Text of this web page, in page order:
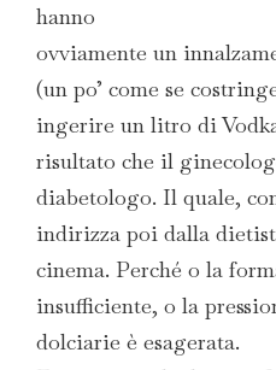
hanno
ovviamente un
(un po’ come se
ingerire un litro di
risultato che il
diabetologo. Il quale,
indirizza poi dalla
cinema. Perché o la
insufficiente, o la
dolciarie è esagerata.